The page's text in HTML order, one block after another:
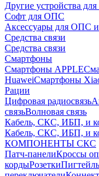
Другие устройства
Софт для ОПС
Аксессуары для ОПС
Средства связи
Средства связи
Смартфоны
Смартфоны APPLE
HuaweiСмартфоны
Рации
Цифровая радиосвязь
связьВолновая связь
Кабель, СКС, ИБП, и
Кабель, СКС, ИБП, и
КОМПОНЕНТЫ СКС
Патч-панелиКроссы
кордыРозетки